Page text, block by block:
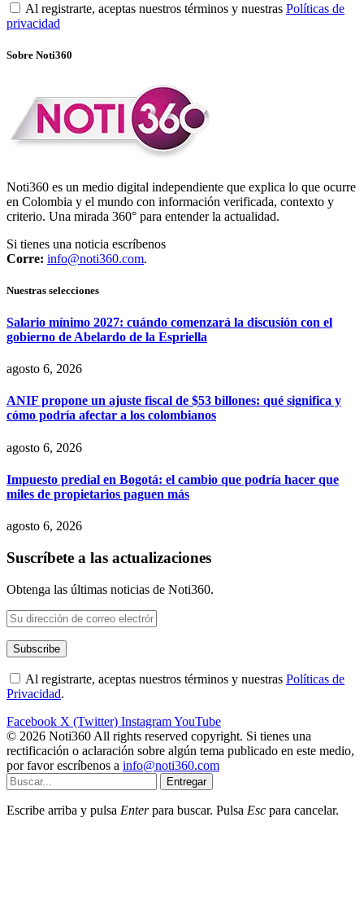
Al registrarte, aceptas nuestros términos y nuestras Políticas de
privacidad
Sobre Noti360
Noti360 es un medio digital independiente que explica lo que ocurre
en Colombia y el mundo con información verificada, contexto y
criterio. Una mirada 360° para entender la actualidad.
Si tienes una noticia escríbenos
Corre: info@noti360.com.
Nuestras selecciones
Salario mínimo 2027: cuándo comenzará la discusión con el
gobierno de Abelardo de la Espriella
agosto 6, 2026
ANIF propone un ajuste fiscal de $53 billones: qué significa y
cómo podría afectar a los colombianos
agosto 6, 2026
Impuesto predial en Bogotá: el cambio que podría hacer que
miles de propietarios paguen más
agosto 6, 2026
Suscríbete a las actualizaciones
Obtenga las últimas noticias de Noti360.
Al registrarte, aceptas nuestros términos y nuestras Políticas de
Privacidad.
Facebook X (Twitter) InstagramYouTube
© 2026 Noti360 All rights reserved copyright. Si tienes una
rectificación o aclaración sobre algún tema publicado en este medio,
por favor escríbenos a info@noti360.com
Entregar
Escribe arriba y pulsa Enterpara buscar. Pulsa Esc para cancelar.